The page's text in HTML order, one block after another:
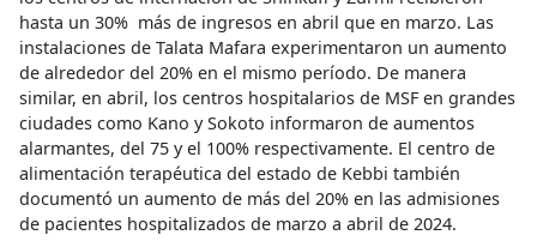
hasta un 30% más de ingresos en abril que en marzo. Las
instalaciones de Talata Mafara experimentaron un aumento
de alrededor del 20% en el mismo período. De manera
similar, en abril, los centros hospitalarios de MSF en grandes
ciudades como Kano y Sokoto informaron de aumentos
alarmantes, del 75 y el 100% respectivamente. El centro de
alimentación terapéutica del estado de Kebbi también
documentó un aumento de más del 20% en las admisiones
de pacientes hospitalizados de marzo a abril de 2024.